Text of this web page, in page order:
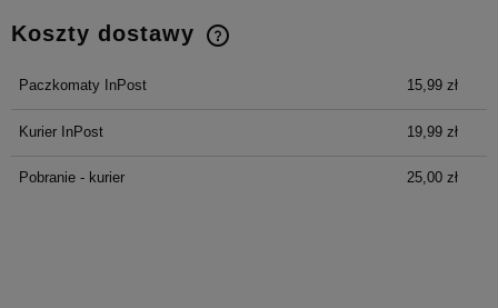
Koszty dostawy
Cena nie zawiera ewentualnych kosztów płatności
Paczkomaty InPost 15,99 zł
Kurier InPost 19,99 zł
Pobranie - kurier 25,00 zł